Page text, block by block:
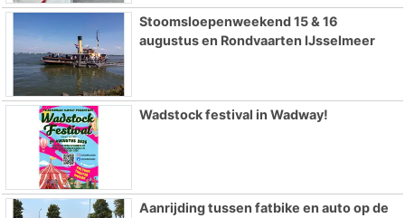
Stoomsloepenweekend 15 & 16
augustus en Rondvaarten IJsselmeer
Wadstock festival in Wadway!
Aanrijding tussen fatbike en auto op de